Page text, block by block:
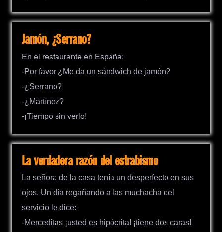
Jamón, ¿Serrano?
En el restaurante en España:
-Por favor ¿Me da un sándwich de jamón?
-¿Serrano?
-¿Martínez?
-¡Tiempo sin verlo!
La verdadera razón del estrabismo
La señora de la casa tenía un desperfecto en sus
ojos. Un día regañando a las muchacha del
servicio le dice:
-Merceditas ¡usted es hipócrita! ¡tiene dos caras!